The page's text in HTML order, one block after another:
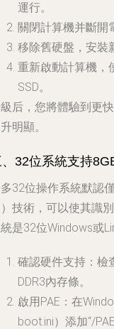
運行。
關閉計算機并斷開
移除舊硬盤，安裝
重新啟動計算機，
SSD。
后，您將體驗到更
明顯。
32位系統支持
32位操作系統默認
技術，可以使其識
是32位Windows或
確認硬件支持：檢
DDR3內存條。
啟用PAE：在
boot.ini）添加“/